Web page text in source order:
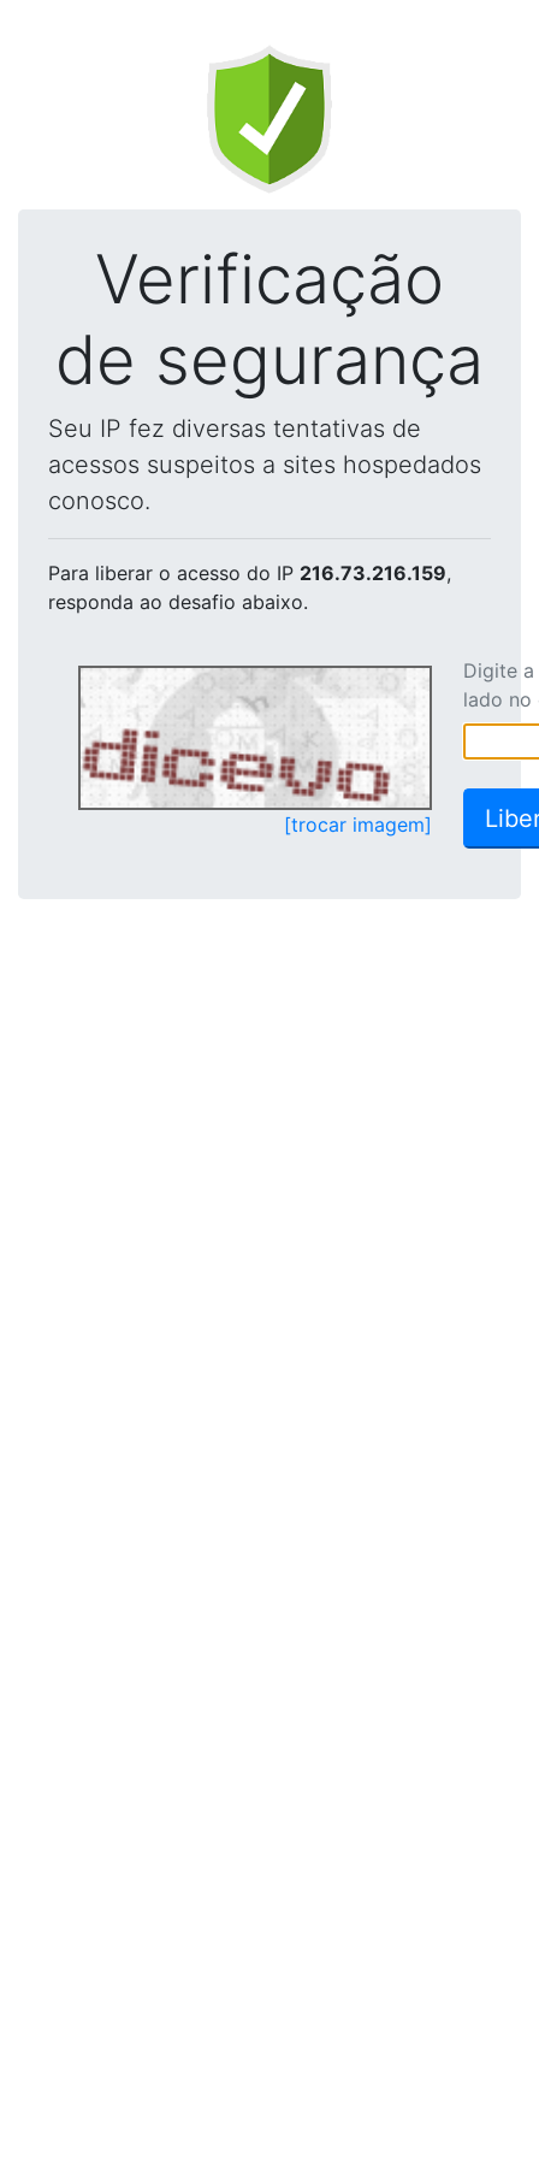
Verificação
de segurança
Seu IP fez diversas tentativas de
acessos suspeitos a sites hospedados
conosco.
Para liberar o acesso do IP 216.73.216.159,
responda ao desafio abaixo.
[trocar imagem]
Digite
lado no